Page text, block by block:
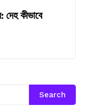
দেহ কীভাবে
Search